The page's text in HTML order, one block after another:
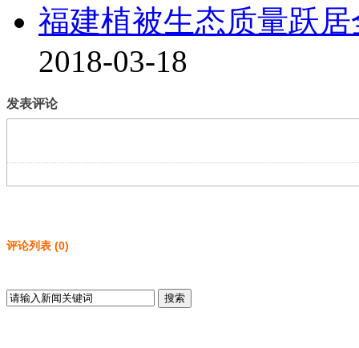
福建植被生态质量跃
2018-03-18
发表评论
评论列表 (0)